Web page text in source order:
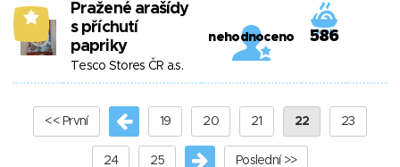
5
Pražené arašídy
s příchutí
papriky
Tesco Stores ČR a.s.
nehodnoceno 586
<< První 19 20 21 22 23
24 25 Poslední >>